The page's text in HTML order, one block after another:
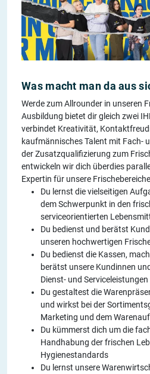
Was macht man da aus
Werde zum Allrounder in unseren
Ausbildung bietet dir gleich zwei
verbindet Kreativität,
kaufmännisches Talent mit Fach-
der Zusatzqualifizierung zum
entwickeln wir dich überdies
Expertin für unsere
Du lernst die vielseitigen
dem Schwerpunkt in den
serviceorientierten
Du bedienst und berätst
unseren hochwertigen
Du bedienst die Kassen,
berätst unsere Kundinnen
Dienst- und Serviceleistungen
Du gestaltest die
und wirkst bei der
Marketing und dem
Du kümmerst dich um die
Handhabung der frischen
Hygienestandards
Du lernst unsere